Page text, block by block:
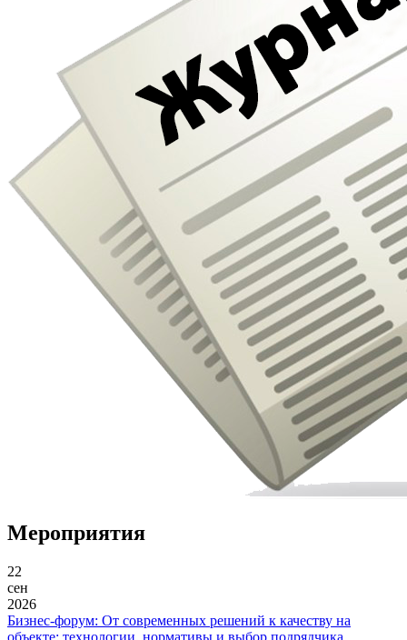
Мероприятия
22
сен
2026
Бизнес-форум: От современных решений к качеству на